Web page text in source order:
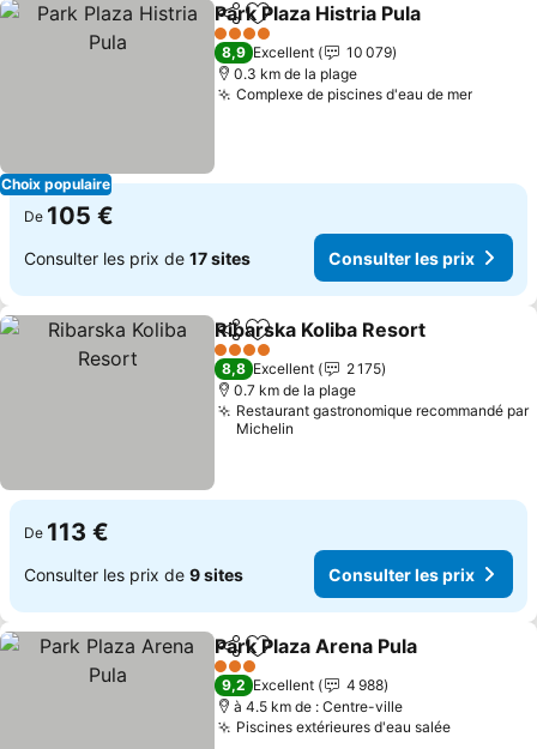
Choix populaire
PartagerAjouter à mes favoris
Park Plaza Histria Pula
4 Étoiles
8,9 Excellent
10 079
0.3 km de la plage
Complexe de piscines d'eau de mer
De 105 €
Consulter les prix de 17 sites Consulter les prix
PartagerAjouter à mes favoris
Ribarska Koliba Resort
4 Étoiles
8,8 Excellent
2 175
0.7 km de la plage
Restaurant gastronomique recommandé par
Michelin
De 113 €
Consulter les prix de 9 sites Consulter les prix
PartagerAjouter à mes favoris
Park Plaza Arena Pula
3 Étoiles
9,2 Excellent
4 988
à 4.5 km de : Centre-ville
Piscines extérieures d'eau salée